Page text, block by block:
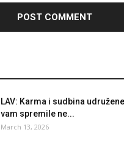
LAV: Karma i sudbina
vam spremile ne...
March 13, 2026